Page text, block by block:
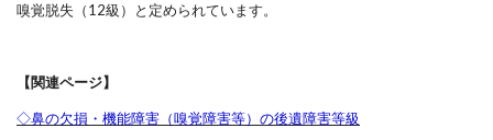
嗅覚脱失（12級）と定められています。
【関連ページ】
◇鼻の欠損・機能障害（嗅覚障害等）の後遺障害等級